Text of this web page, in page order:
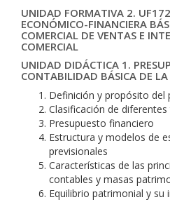
UNIDAD FORMATIVA 2.
ECONÓMICO-FINANCIERA
COMERCIAL DE VENTAS E
COMERCIAL
UNIDAD DIDÁCTICA 1.
CONTABILIDAD BÁSICA DE
Definición y propósito del
Clasificación de
Presupuesto financiero
Estructura y modelos de
previsionales
Características de las
contables y masas
Equilibrio patrimonial y su